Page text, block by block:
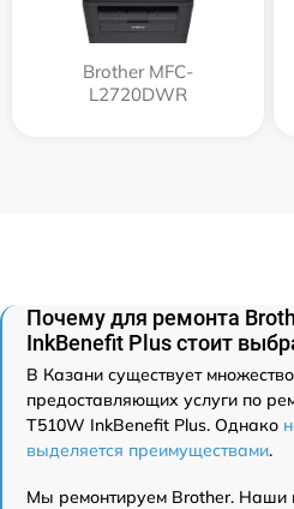
Brother MFC-
L2720DWR
Почему для ремонта
InkBenefit Plus стоит
В Казани существует
предоставляющих услуги по
T510W InkBenefit Plus. Однако
выделяется преимуществами.
Мы ремонтируем Brother. Наши